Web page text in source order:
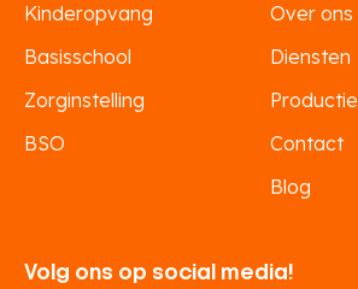
Volg ons op social media!
Kinderopvang
Basisschool
Zorginstelling
BSO
Over ons
Diensten
Productie
Contact
Blog